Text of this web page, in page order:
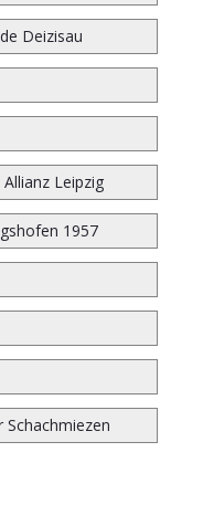
Deizisau
Leipzig
1957
Schachmiezen